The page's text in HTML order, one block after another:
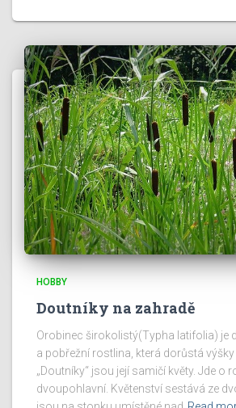
HOBBY
Doutníky na zahradě
Orobinec širokolistý(Typha latifolia) je
a pobřežní rostlina, která dorůstá výšky
„Doutníky“ jsou její samičí květy. Jde o
dvoupohlavní. Květenství sestává ze